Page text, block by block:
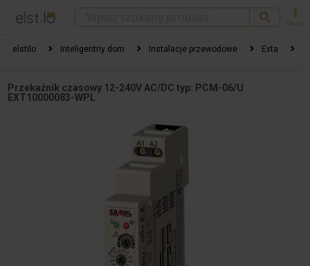
Menu
elstilo Inteligentny dom Instalacje przewodowe Exta
Przekaźnik czasowy 12-240V AC/DC typ: PCM-06/U
EXT10000083-WPL